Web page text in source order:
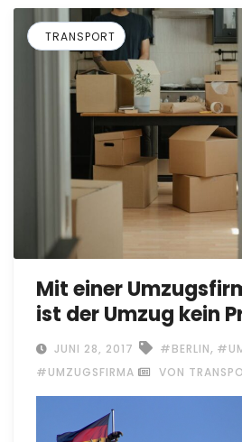
TRANSPORT
Mit einer
ist der Umzug kein
JUNI 28, 2017 #BERLIN,
#UMZUGSFIRMA VON